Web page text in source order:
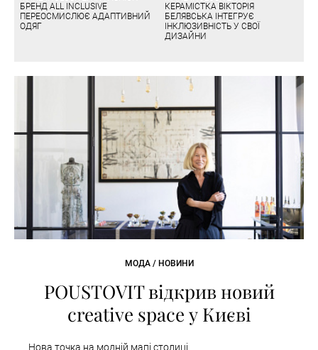
БРЕНД ALL INCLUSIVE
ПЕРЕОСМИСЛЮЄ АДАПТИВНИЙ
ОДЯГ
КЕРАМІСТКА ВІКТОРІЯ
БЕЛЯВСЬКА ІНТЕГРУЄ
ІНКЛЮЗИВНІСТЬ У СВОЇ
ДИЗАЙНИ
МОДА / НОВИНИ
POUSTOVIT відкрив новий
creative space у Києві
Нова точка на модній мапі столиці